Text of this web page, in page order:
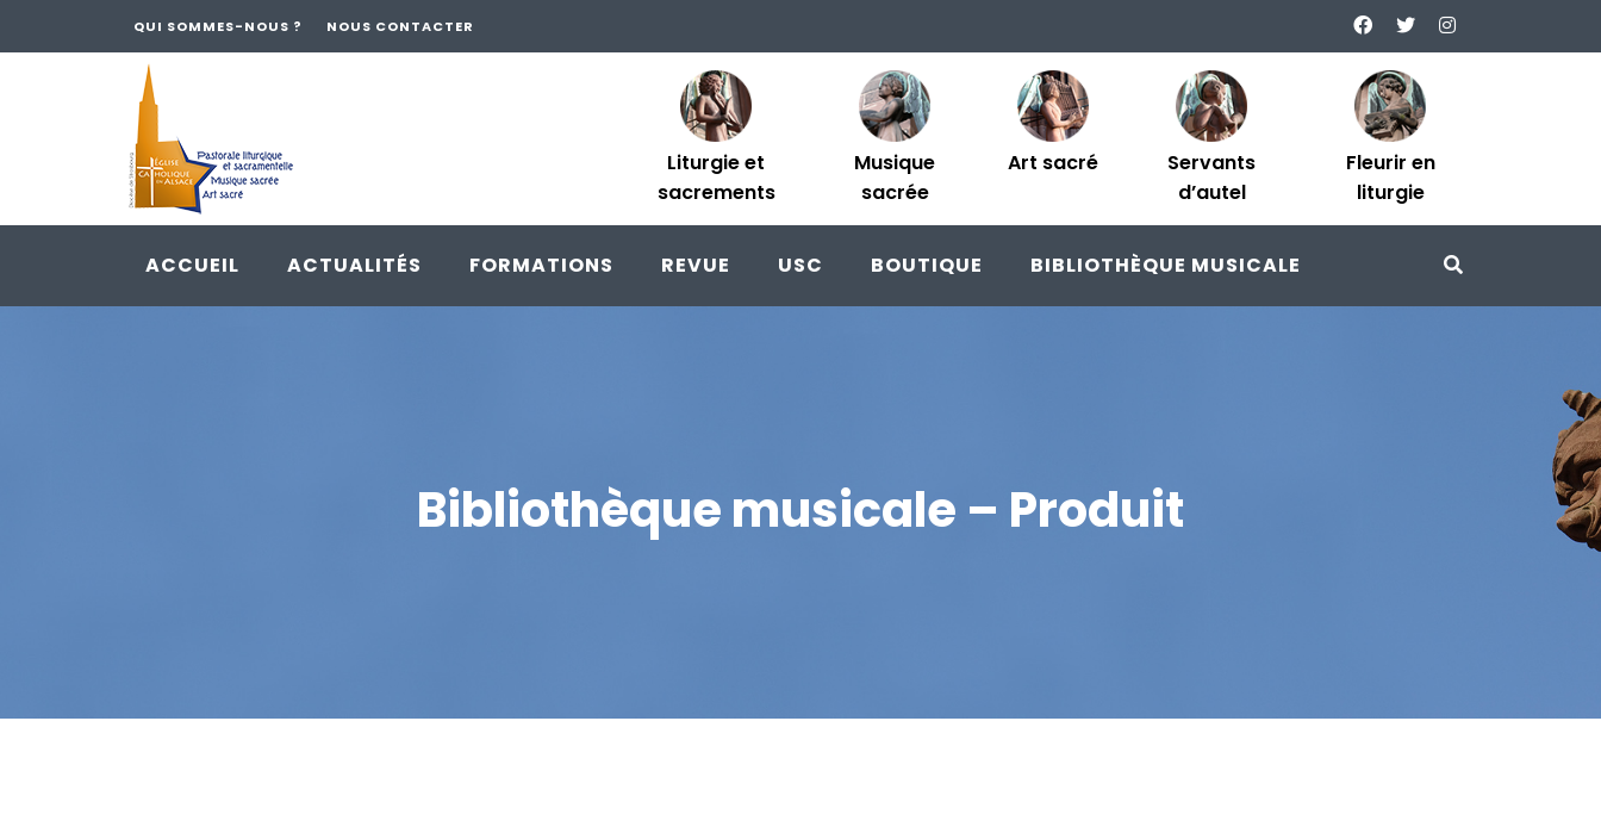
Skip
QUI SOMMES-NOUS ? NOUS CONTACTER
Liturgie et
sacrements
Musique
sacrée
Art sacré
Servants
d’autel
Fleurir en
liturgie
ACCUEIL ACTUALITÉS FORMATIONS REVUE USC BOUTIQUE BIBLIOTHÈQUE MUSICALE
Bibliothèque musicale – Produit